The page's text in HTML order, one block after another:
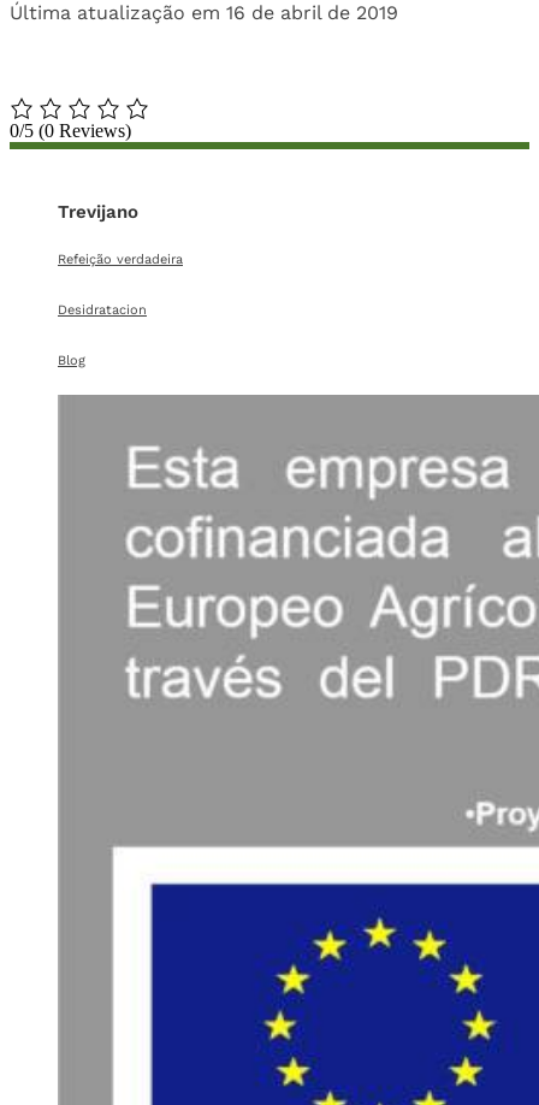
Última atualização em 16 de abril de 2019
0/5 (0 Reviews)
Trevijano
Refeição verdadeira
Desidratacion
Blog